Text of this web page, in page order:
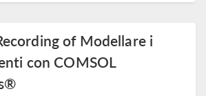
of Modellare i
con COMSOL